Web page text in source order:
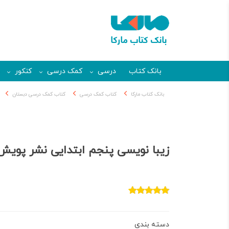
بانک کتاب درسی کمک درسی کنکور
بانک کتاب مارکا کتاب کمک درسی کتاب کمک درسی دبستان
زیبا نویسی پنجم ابتدایی نشر
دسته بندی